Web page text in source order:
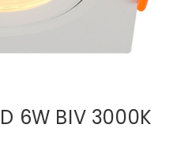
6W BIV 3000K